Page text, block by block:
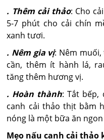
. Thêm cải thảo: Cho
5-7 phút cho cải chín
xanh tươi.
. Nêm gia vị: Nêm
cần, thêm ít hành lá,
tăng thêm hương vị.
. Hoàn thành: Tắt bếp,
canh cải thảo thịt bằm
nóng là một bữa ăn
Mẹo nấu canh cải thảo